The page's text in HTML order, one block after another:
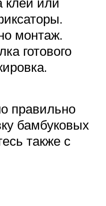
монтаж.
готового
правильно
бамбуковых
также с